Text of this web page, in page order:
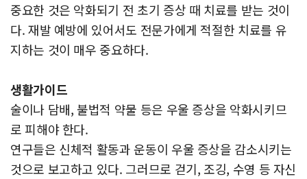
중요한 것은 악화되기 전 초기 증상 때 치료를 받는 것이
다. 재발 예방에 있어서도 전문가에게 적절한 치료를 유
지하는 것이 매우 중요하다.
생활가이드
술이나 담배, 불법적 약물 등은 우울 증상을 악화시키므
로 피해야 한다.
연구들은 신체적 활동과 운동이 우울 증상을 감소시키는
것으로 보고하고 있다. 그러므로 걷기, 조깅, 수영 등 자신